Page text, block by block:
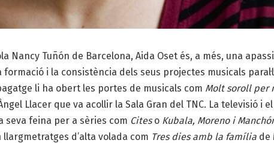
Nancy Tuñón de Barcelona, Aida Oset és, a més, una
i la consistència dels seus projectes musicals
li ha obert les portes de musicals com Molt soroll per
Llacer que va acollir la Sala Gran del TNC. La televisió i
seva feina per a sèries com Citeso Kubala, Moreno i
d’alta volada com Tres dies amb la famíliade